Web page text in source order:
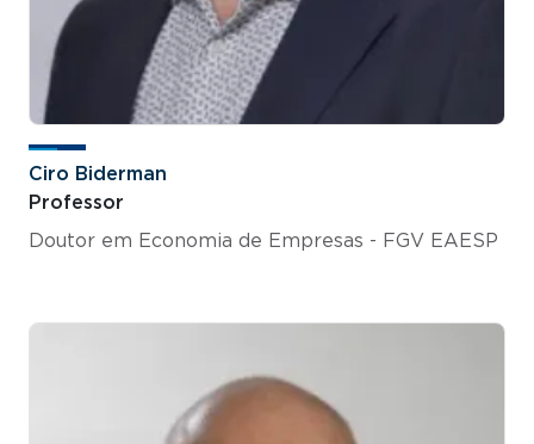
Ciro Biderman
Professor
Doutor em Economia de Empresas - FGV EAESP